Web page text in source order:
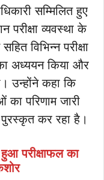
सम्मिलित हुए
परीक्षा व्यवस्था के
विभिन्न परीक्षा
का अध्ययन किया और
उन्होंने कहा कि
का परिणाम जारी
पुरस्कृत कर रहा है।
परीक्षाफल का